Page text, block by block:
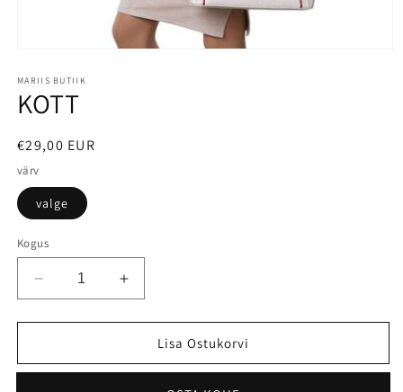
MARIIS BUTIIK
KOTT
€29,00 EUR
värv
valge
Kogus
Lisa Ostukorvi